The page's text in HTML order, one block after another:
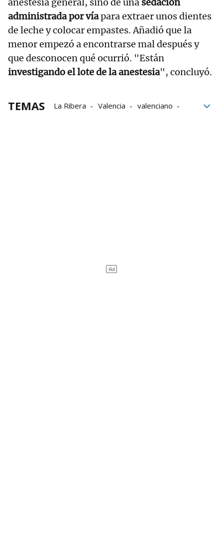
administrada por víapara extraer unos dientes
de leche y colocar empastes. Añadió que la
menor empezó a encontrarse mal después y
que desconocen qué ocurrió. "Están
investigando el lote de la anestesia", concluyó.
TEMAS La Ribera Valencia
valenciano